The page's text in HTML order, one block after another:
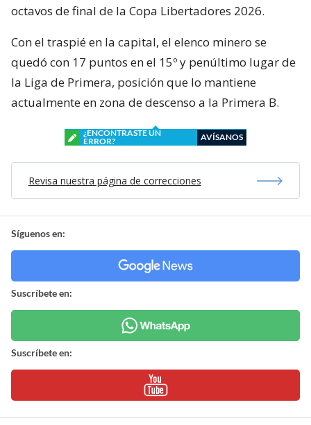
octavos de final de la Copa Libertadores 2026.
Con el traspié en la capital, el elenco minero se
quedó con 17 puntos en el 15º y penúltimo lugar de
la Liga de Primera, posición que lo mantiene
actualmente en zona de descenso a la Primera B.
¿ENCONTRASTE UN
ERROR?
AVÍSANOS
Revisa nuestra página de correcciones
Síguenos en:
Suscríbete en:
Suscríbete en: